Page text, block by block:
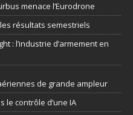
menace l’Eurodrone
résultats semestriels
: l’industrie d’armement en
de grande ampleur
le contrôle d’une IA